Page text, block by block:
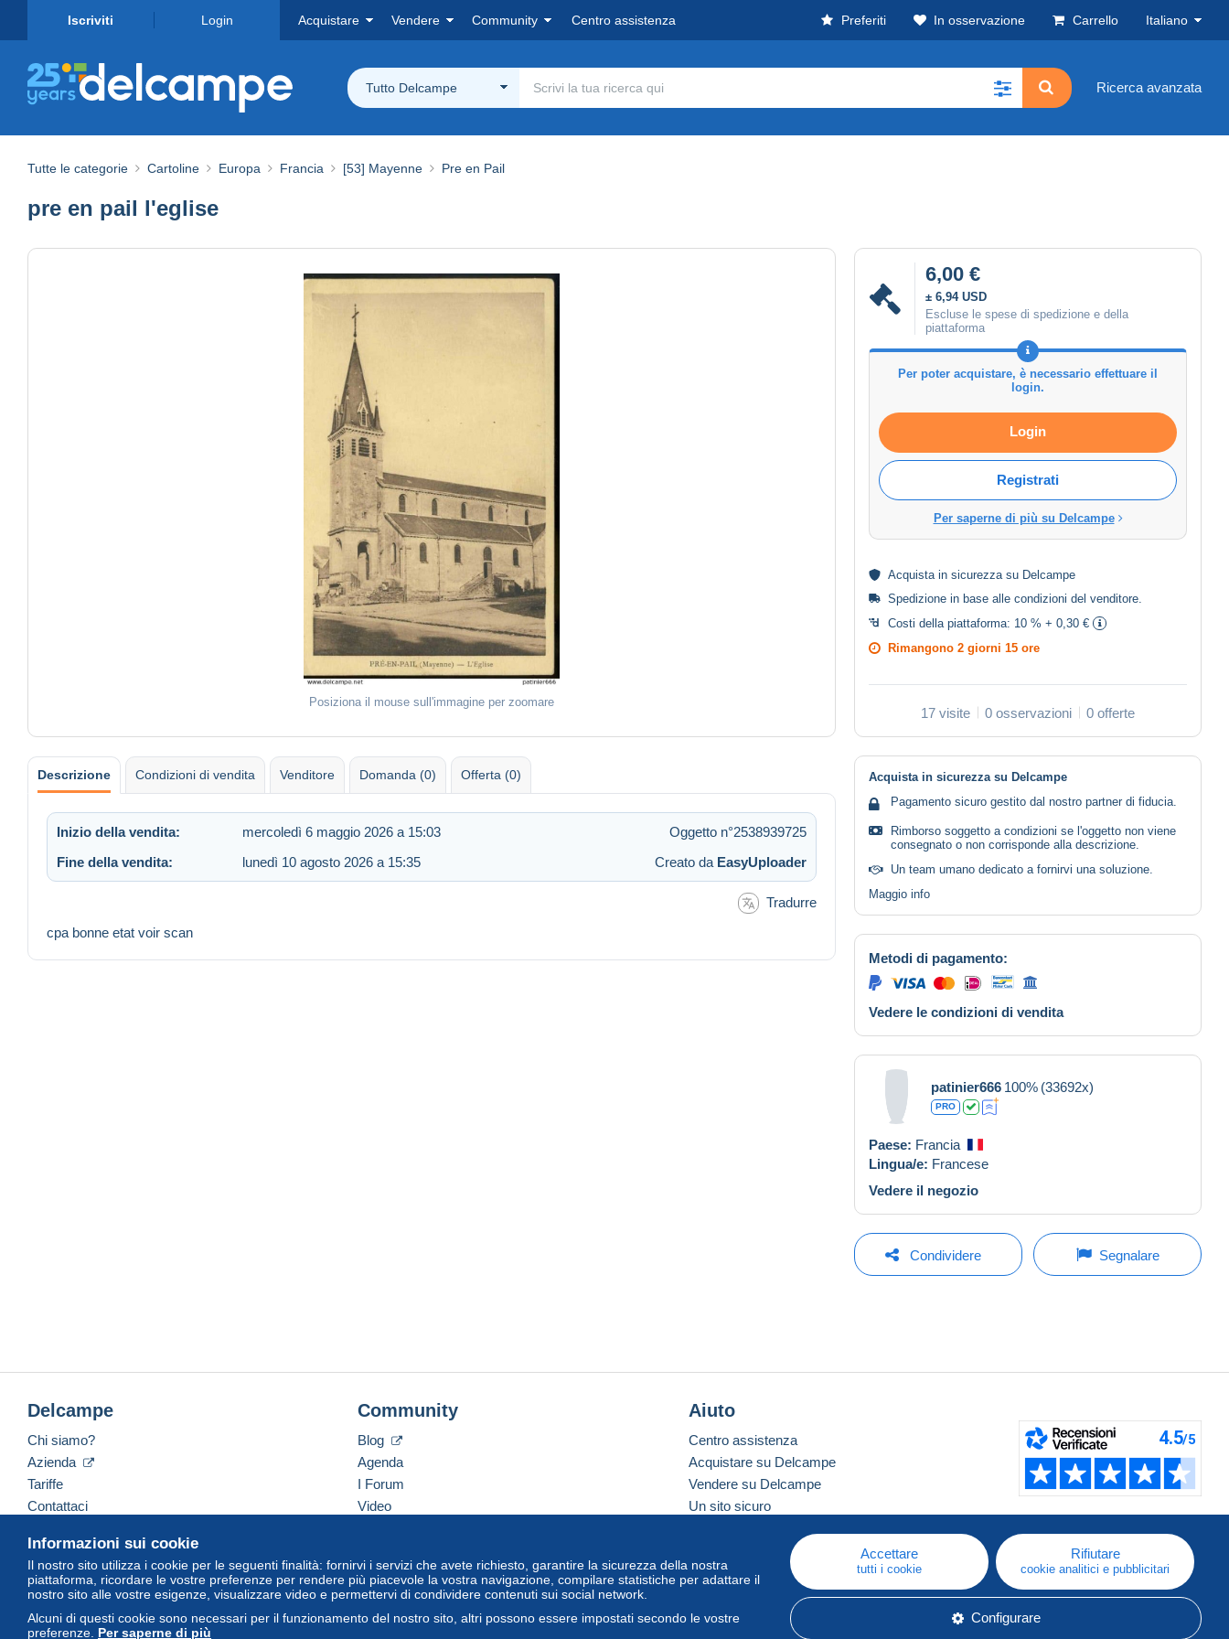
Iscriviti Login Acquistare Vendere Community Centro assistenza Preferiti In osservazione Carrello Italiano
Tutto Delcampe Ricerca avanzata
Tutte le categorie Cartoline Europa Francia [53] Mayenne Pre en Pail
pre en pail l'eglise
Posiziona il mouse sull'immagine per zoomare
6,00 €
± 6,94 USD
Escluse le spese di spedizione e della
piattaforma
Per poter acquistare, è necessario effettuare il
login.
Login
Registrati
Per saperne di più su Delcampe
Acquista in sicurezza su Delcampe
Spedizione in base alle condizioni del venditore
Costi della piattaforma: 10 % + 0,30 €
Rimangono 2 giorni 15 ore
17 visite 0 osservazioni 0 offerte
Descrizione Condizioni di vendita Venditore Domanda (0) Offerta (0)
Inizio della vendita: mercoledì 6 maggio 2026 a 15:03
Oggetto n°2538939725
Fine della vendita:
lunedì 10 agosto 2026 a 15:35 Creato da EasyUploader
Tradurre
cpa bonne etat voir scan
Acquista in sicurezza su Delcampe
Pagamento sicuro gestito dal nostro partner di fiducia.
Rimborso soggetto a condizioni se l'oggetto non viene
consegnato o non corrisponde alla descrizione.
Un team umano dedicato a fornirvi una soluzione.
Maggio info
Metodi di pagamento:
Vedere le condizioni di vendita
patinier666 100% (33692x)
PRO
Paese: Francia
Lingua/e: Francese
Vedere il negozio
Condividere Segnalare
Informazioni sui cookie
Il nostro sito utilizza i cookie per le seguenti finalità: fornirvi i servizi che avete richiesto, garantire la sicurezza della nostra
piattaforma, ricordare le vostre preferenze per rendere più piacevole la vostra navigazione, compilare statistiche per adattare il
nostro sito alle vostre esigenze, visualizzare video e permettervi di condividere contenuti sui social network.
Alcuni di questi cookie sono necessari per il funzionamento del nostro sito, altri possono essere impostati secondo le vostre
preferenze. Per saperne di più
Accettare
tutti i cookie
Rifiutare
cookie analitici e pubblicitari
Configurare
Delcampe
Chi siamo?
Azienda
Tariffe
Contattaci
Community
Blog
Agenda
I Forum
Video
Aiuto
Centro assistenza
Acquistare su Delcampe
Vendere su Delcampe
Un sito sicuro
Italiano USD America/Indiana/Vevay Versione standard
© Delcampe International Srl. Tutti i diritti riservati.